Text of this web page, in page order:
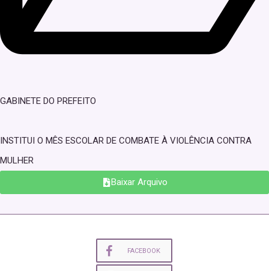
GABINETE DO PREFEITO
INSTITUI O MÊS ESCOLAR DE COMBATE À VIOLÊNCIA CONTRA
MULHER
Baixar Arquivo
FACEBOOK